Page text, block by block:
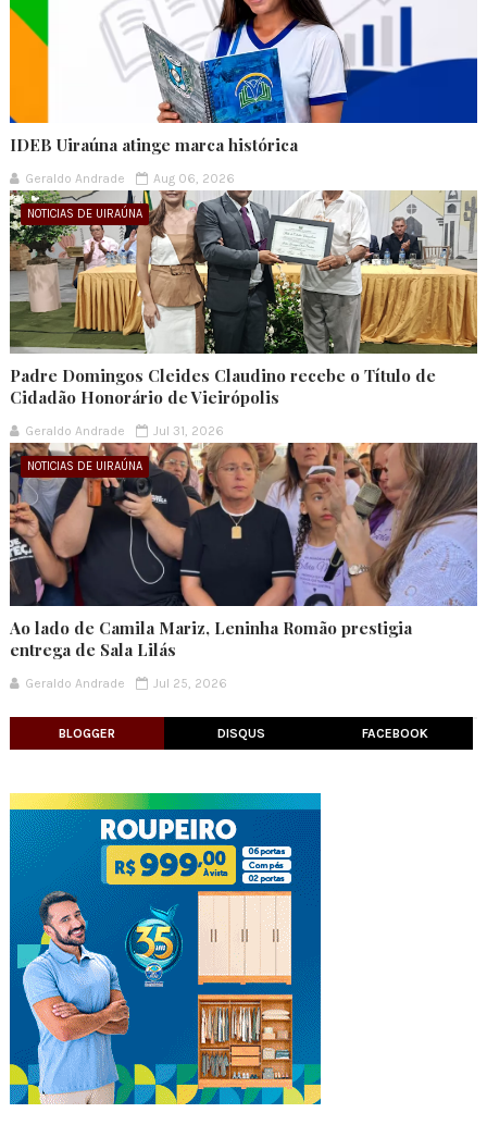
IDEB Uiraúna atinge marca histórica
Geraldo Andrade Aug 06, 2026
NOTICIAS DE UIRAÚNA
Padre Domingos Cleides Claudino recebe o Título de
Cidadão Honorário de Vieirópolis
Geraldo Andrade Jul 31, 2026
NOTICIAS DE UIRAÚNA
Ao lado de Camila Mariz, Leninha Romão prestigia
entrega de Sala Lilás
Geraldo Andrade Jul 25, 2026
BLOGGER DISQUS FACEBOOK